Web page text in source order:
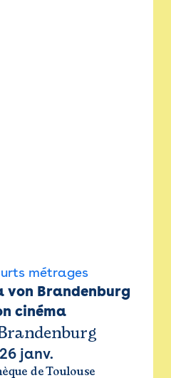
métrages
von Brandenburg
cinéma
26 janv.
de Toulouse